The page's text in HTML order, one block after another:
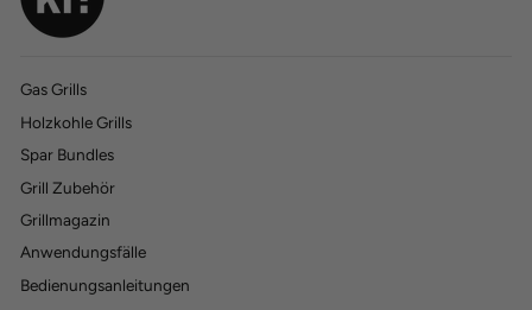
Gas Grills
Holzkohle Grills
Spar Bundles
Grill Zubehör
Grillmagazin
Anwendungsfälle
Bedienungsanleitungen
770 Bewertungen
770 Bewertungen